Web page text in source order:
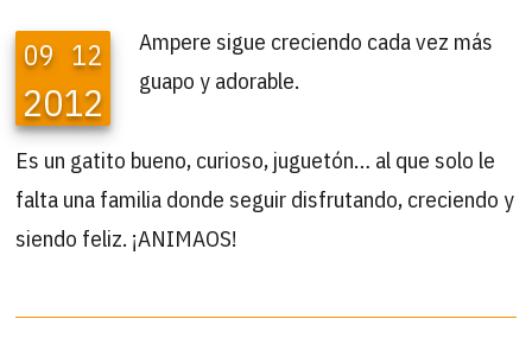
09 12
2012
Ampere sigue creciendo cada vez más
guapo y adorable.
Es un gatito bueno, curioso, juguetón… al que solo le
falta una familia donde seguir disfrutando, creciendo y
siendo feliz. ¡ANIMAOS!